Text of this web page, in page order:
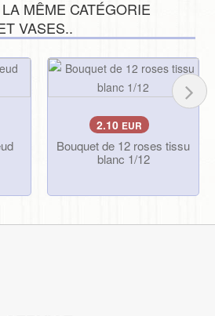
MÊME CATÉGORIE
VASES..
2.10 EUR
Bouquet de 12 roses tissu
blanc 1/12